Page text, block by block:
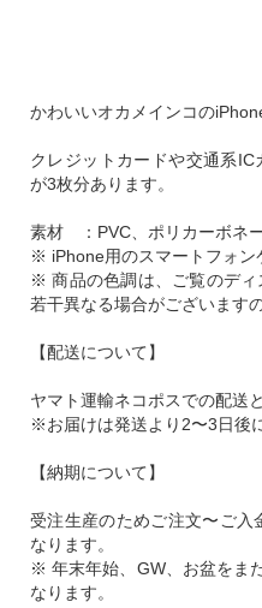
かわいいオカメインコの
クレジットカードや交通系IC
が3枚分あります。
素材 ：PVC、ポリカーボネ
※ iPhone用のスマートフォン
※ 商品の色調は、ご覧のディ
若干異なる場合がございます
【配送について】
ヤマト運輸ネコポスでの配送
※お届けは発送より2〜3日後
【納期について】
受注生産のためご注文〜ご入
なります。
※ 年末年始、GW、お盆をま
なります。